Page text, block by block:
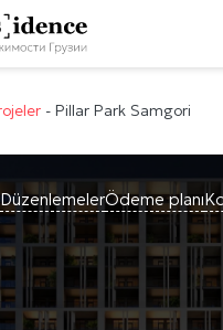
- Pillar Park Samgori
DüzenlemelerÖdeme planı